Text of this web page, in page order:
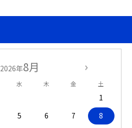
2026年8月
水 木 金 土
1
5 6 7
8